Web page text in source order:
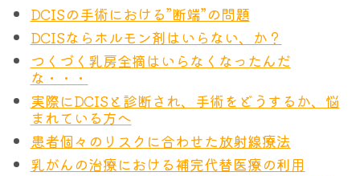
25
歳
か
ら
29
歳
医療機関で半年から1年に1回の頻度で、視触
診検査を受ける。
1年に1回 乳房造影MRI検査を受ける。MRI
検査ができない場合はトモシンセシスの併用
を考慮したマンモグラフィを受ける。
30歳未満で乳がんと診断された血縁者がお
られれば個別に判断する。
ここではがん治療において、標的がある、標的がな
い、とはどういうことなのか
ようと思います。それを知ることで、おのずと遺伝
子を検査するメリットが見えてくるはずです。
DCISの手術における”断端”の問題
DCISならホルモン剤はいらない、か？
つくづく乳房全摘はいらなくなったんだ
な・・・
実際にDCISと診断され、手術をどうするか、悩
まれている方へ
患者個々のリスクに合わせた放射線療法
乳がんの治療における補完代替医療の利用